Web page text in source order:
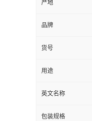
产地
品牌
货号
用途
英文名称
包装规格